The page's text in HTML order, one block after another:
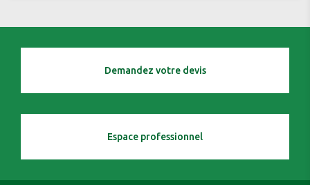
Demandez votre devis
Espace professionnel